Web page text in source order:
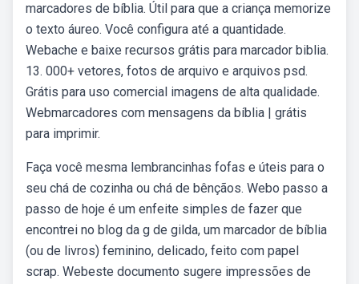
marcadores de bíblia. Útil para que a criança memorize
o texto áureo. Você configura até a quantidade.
Webache e baixe recursos grátis para marcador biblia.
13. 000+ vetores, fotos de arquivo e arquivos psd.
Grátis para uso comercial imagens de alta qualidade.
Webmarcadores com mensagens da bíblia | grátis
para imprimir.
Faça você mesma lembrancinhas fofas e úteis para o
seu chá de cozinha ou chá de bênçãos. Webo passo a
passo de hoje é um enfeite simples de fazer que
encontrei no blog da g de gilda, um marcador de bíblia
(ou de livros) feminino, delicado, feito com papel
scrap. Webeste documento sugere impressões de